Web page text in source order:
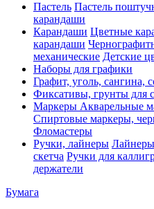
Пастель Пастель
карандаши
Карандаши Цветные
карандаши
механические Детские
Наборы для графики
Графит, уголь, сангина,
Фиксативы, грунты для
Маркеры Акварельные
Спиртовые маркеры,
Фломастеры
Ручки, лайнеры
скетча Ручки для
держатели
Бумага